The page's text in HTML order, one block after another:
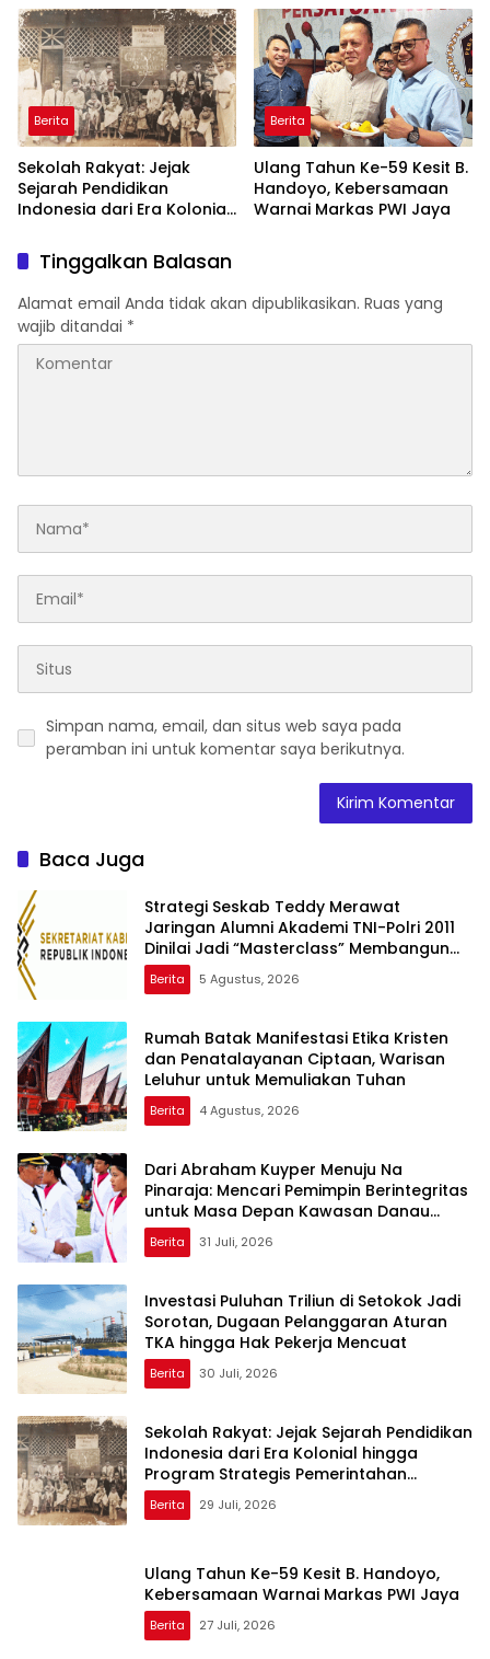
Depan Kawasan Danau
Toba
Pekerja Mencuat
Berita
Sekolah Rakyat: Jejak
Sejarah Pendidikan
Indonesia dari Era Kolonial
Pemerintahan Prabowo
Berita
Ulang Tahun Ke-59 Kesit B.
Handoyo, Kebersamaan
Warnai Markas PWI Jaya
Tinggalkan Balasan
Alamat email Anda tidak akan dipublikasikan. Ruas yang
wajib ditandai *
Simpan nama, email, dan situs web saya pada
peramban ini untuk komentar saya berikutnya.
Baca Juga
Strategi Seskab Teddy Merawat
Jaringan Alumni Akademi TNI-Polri 2011
Dinilai Jadi “Masterclass” Membangun
Loyalitas
Berita 5 Agustus, 2026
Rumah Batak Manifestasi Etika Kristen
dan Penatalayanan Ciptaan, Warisan
Leluhur untuk Memuliakan Tuhan
Berita 4 Agustus, 2026
Dari Abraham Kuyper Menuju Na
Pinaraja: Mencari Pemimpin Berintegritas
untuk Masa Depan Kawasan Danau
Toba
Berita 31 Juli, 2026
Investasi Puluhan Triliun di Setokok Jadi
Sorotan, Dugaan Pelanggaran Aturan
TKA hingga Hak Pekerja Mencuat
Berita 30 Juli, 2026
Sekolah Rakyat: Jejak Sejarah Pendidikan
Indonesia dari Era Kolonial hingga
Program Strategis Pemerintahan
Prabowo
Berita 29 Juli, 2026
Ulang Tahun Ke-59 Kesit B. Handoyo,
Kebersamaan Warnai Markas PWI Jaya
Berita 27 Juli, 2026